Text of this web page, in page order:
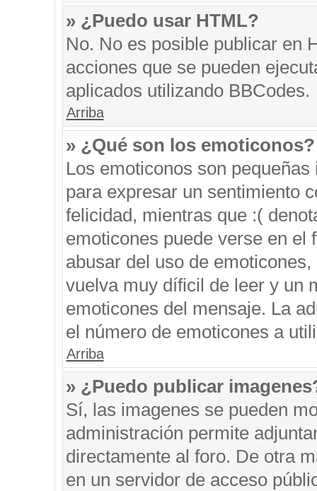
» ¿Puedo usar HTML?
No. No es posible publicar en
acciones que se pueden
aplicados utilizando BBCodes.
Arriba
» ¿Qué son los emoticonos?
Los emoticonos son
para expresar un sentimiento
felicidad, mientras que :(
emoticones puede verse en el
abusar del uso de
vuelva muy díficil de leer y un
emoticones del mensaje. La
el número de emoticones a
Arriba
» ¿Puedo publicar
Sí, las imagenes se pueden
administración permite
directamente al foro. De otra
en un servidor de acceso